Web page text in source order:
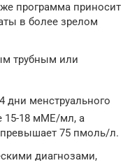
программа приносит
в более зрелом
трубным или
дни менструального
15-18 мМЕ/мл, а
75 пмоль/л.
диагнозами,